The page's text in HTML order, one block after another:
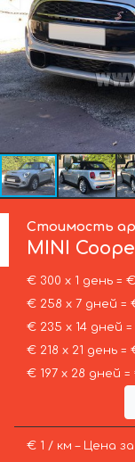
Стоимость
MINI
€ 300 х 1 день =
€ 258 х 7 дней =
€ 235 х 14 дней
€ 218 х 21 день
€ 197 х 28 дней
€ 1 / км – Цена